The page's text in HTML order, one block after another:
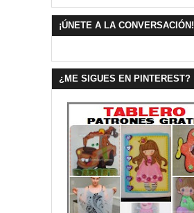
¡ÚNETE A LA CONVERSACIÓN!
¿ME SIGUES EN PINTEREST?